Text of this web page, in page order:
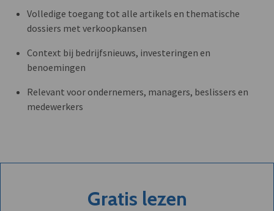
Volledige toegang tot alle artikels en thematische
dossiers met verkoopkansen
Context bij bedrijfsnieuws, investeringen en
benoemingen
Relevant voor ondernemers, managers, beslissers en
medewerkers
Gratis lezen